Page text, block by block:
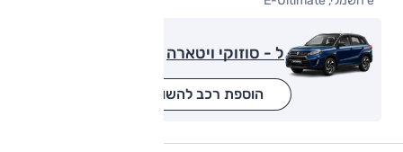
ל - סוזוקי ויטארה
הוספת רכב להשוואה